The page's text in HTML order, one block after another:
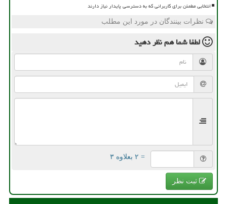
انتخابی مطمئن برای کاربرانی که به دسترسی پایدار نیاز دارند
نظرات بینندگان در مورد این مطلب
لطفا شما همنظر دهید
= ۲ بعلاوه ۳
ثبت نظر